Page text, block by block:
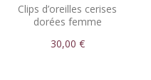
Clips d’oreilles cerises
dorées femme
30,00 €